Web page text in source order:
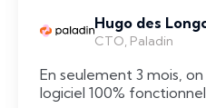
Hugo des
CTO, Paladin
En seulement 3 mois, on
logiciel 100%